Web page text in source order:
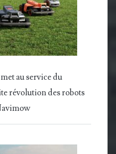
au service du
révolution des robots